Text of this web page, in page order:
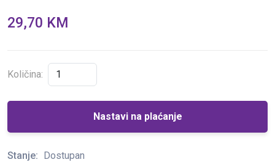
29,70 KM
Količina:
Nastavi na plaćanje
Stanje: Dostupan